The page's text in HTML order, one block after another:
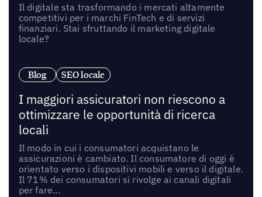
Il digitale sta trasformando i mercati altamente
competitivi per i marchi FinTech e di servizi
finanziari. Stai sfruttando il marketing digitale
locale?
Blog SEO locale
I maggiori assicuratori non riescono a
ottimizzare le opportunità di ricerca
locali
Il modo in cui i consumatori acquistano le
assicurazioni è cambiato. Il consumatore di oggi è
orientato verso i dispositivi mobili e verso il digitale.
Il 71% dei consumatori si rivolge ai canali digitali
per fare...